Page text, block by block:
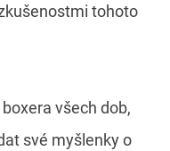
tohoto
všech dob,
své myšlenky o